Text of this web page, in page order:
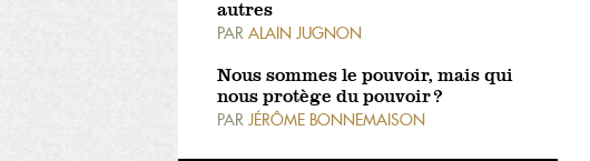
autres
PAR ALAIN JUGNON
Nous sommes le pouvoir, mais qui
nous protège du pouvoir ?
PAR JÉRÔME BONNEMAISON